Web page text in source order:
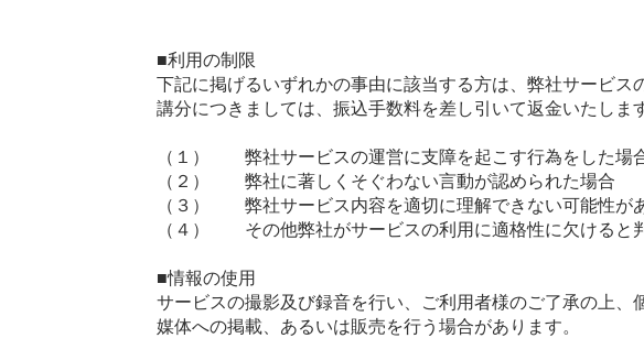
■利用の制限
下記に掲げるいずれかの事由に該当する方は、弊社サービ
講分につきましては、振込手数料を差し引いて返金いたします
（１） 弊社サービスの運営に支障を起こす行為をした場
（２） 弊社に著しくそぐわない言動が認められた場合
（３） 弊社サービス内容を適切に理解できない可能性が
（４） その他弊社がサービスの利用に適格性に欠けると
■情報の使用
サービスの撮影及び録音を行い、ご利用者様のご了承の上
媒体への掲載、あるいは販売を行う場合があります。